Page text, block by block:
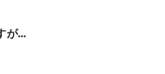
が…